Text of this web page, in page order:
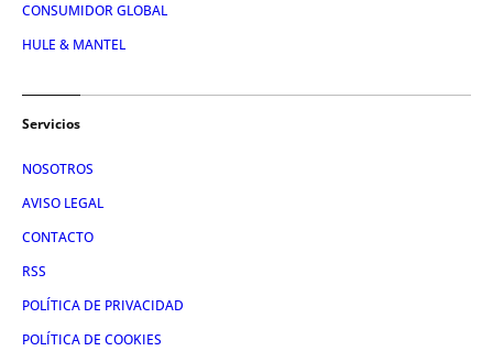
CONSUMIDOR GLOBAL
HULE & MANTEL
Servicios
NOSOTROS
AVISO LEGAL
CONTACTO
RSS
POLÍTICA DE PRIVACIDAD
POLÍTICA DE COOKIES